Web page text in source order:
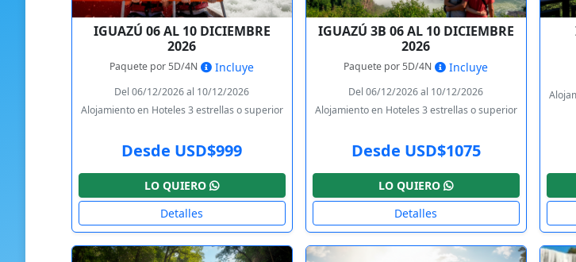
IGUAZÚ 06 AL 10 DICIEMBRE
2026
Paquete por 5D/4N Incluye
Del 06/12/2026 al 10/12/2026
Alojamiento en Hoteles 3 estrellas o superior
Desde USD$999
LO QUIERO
Detalles
IGUAZÚ 3B 06 AL 10 DICIEMBRE
2026
Paquete por 5D/4N Incluye
Del 06/12/2026 al 10/12/2026
Alojamiento en Hoteles 3 estrellas o superior
Desde USD$1075
LO QUIERO
Detalles